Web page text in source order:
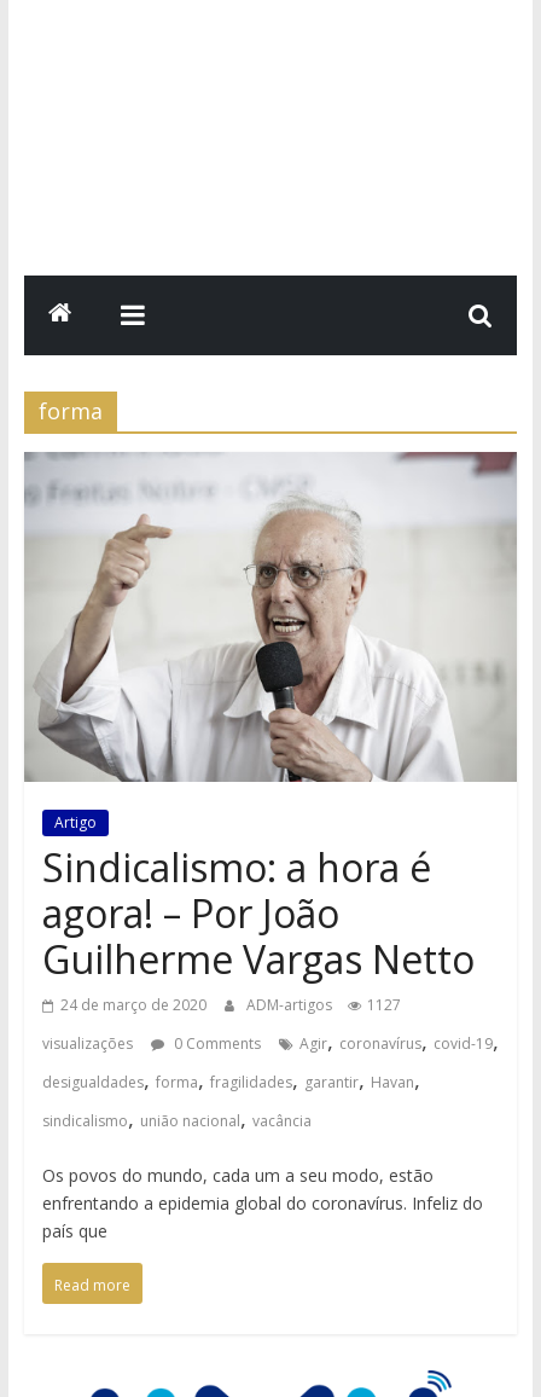
forma
Artigo
Sindicalismo: a hora é
agora! – Por João
Guilherme Vargas Netto
24 de março de 2020 ADM-artigos
1127
visualizações
0 Comments Agir, coronavírus, covid-19,
desigualdades, forma, fragilidades, garantir, Havan,
sindicalismo, união nacional, vacância
Os povos do mundo, cada um a seu modo, estão
enfrentando a epidemia global do coronavírus. Infeliz do
país que
Read more